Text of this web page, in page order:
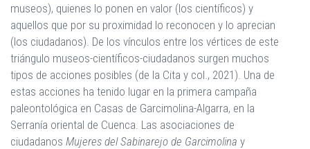
museos), quienes lo ponen en valor (los científicos) y
aquellos que por su proximidad lo reconocen y lo aprecian
(los ciudadanos). De los vínculos entre los vértices de este
triángulo museos-científicos-ciudadanos surgen muchos
tipos de acciones posibles (de la Cita y col., 2021). Una de
estas acciones ha tenido lugar en la primera campaña
paleontológica en Casas de Garcimolina-Algarra, en la
Serranía oriental de Cuenca. Las asociaciones de
ciudadanos Mujeres del Sabinarejo de Garcimolina y